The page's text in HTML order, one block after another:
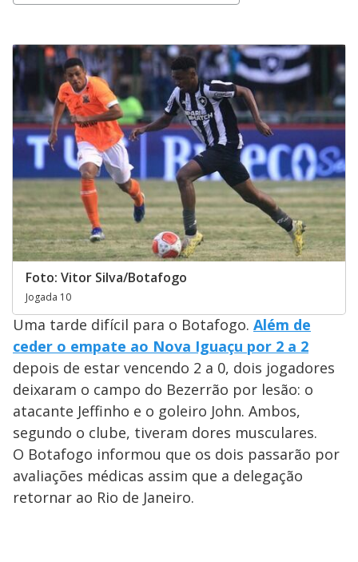
Foto: Vitor Silva/Botafogo
Jogada 10
Uma tarde difícil para o Botafogo. Além de
ceder o empate ao Nova Iguaçu por 2 a 2
depois de estar vencendo 2 a 0, dois jogadores
deixaram o campo do Bezerrão por lesão: o
atacante Jeffinho e o goleiro John. Ambos,
segundo o clube, tiveram dores musculares.
O Botafogo informou que os dois passarão por
avaliações médicas assim que a delegação
retornar ao Rio de Janeiro.